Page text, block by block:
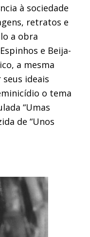
à sociedade
retratos e
a obra
e Beija-
a mesma
ideais
o tema
“Umas
de “Unos